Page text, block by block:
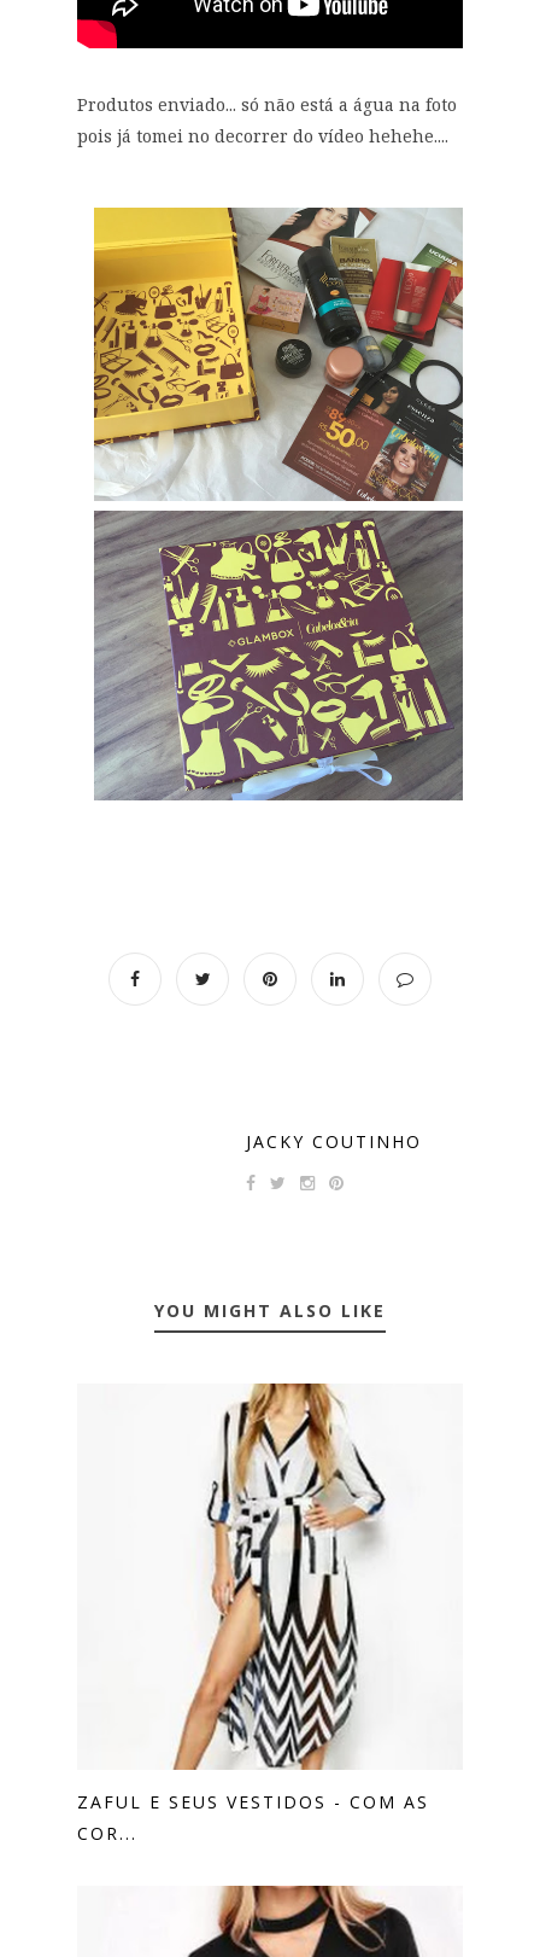
Produtos enviado... só não está a água na foto
pois já tomei no decorrer do vídeo hehehe....
JACKY COUTINHO
YOU MIGHT ALSO LIKE
ZAFUL E SEUS VESTIDOS - COM AS
COR...